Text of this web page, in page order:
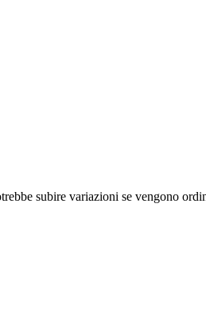
subire variazioni se vengono